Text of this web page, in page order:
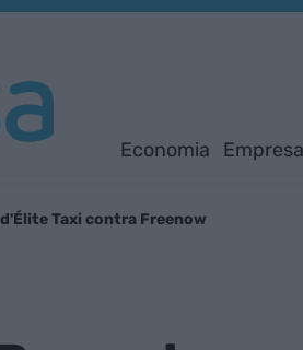
Economia Empresa
Taxi contra Freenow